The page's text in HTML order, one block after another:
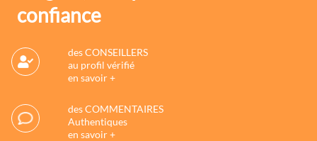
confiance
des CONSEILLERS
au profil vérifié
en savoir +
des COMMENTAIRES
Authentiques
en savoir +